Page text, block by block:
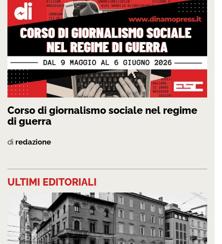
Corso di giornalismo sociale nel regime
di guerra
di redazione
ULTIMI EDITORIALI